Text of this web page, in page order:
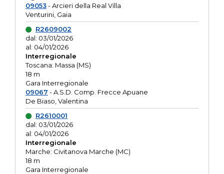
09053- Arcieri della Real Villa
Venturini, Gaia
R2609002
dal: 03/01/2026
al: 04/01/2026
Interregionale
Toscana: Massa (MS)
18 m
Gara Interregionale
09067 - A.S.D. Comp. Frecce Apuane
De Biaso, Valentina
R2610001
dal: 03/01/2026
al: 04/01/2026
Interregionale
Marche: Civitanova Marche (MC)
18 m
Gara Interregionale